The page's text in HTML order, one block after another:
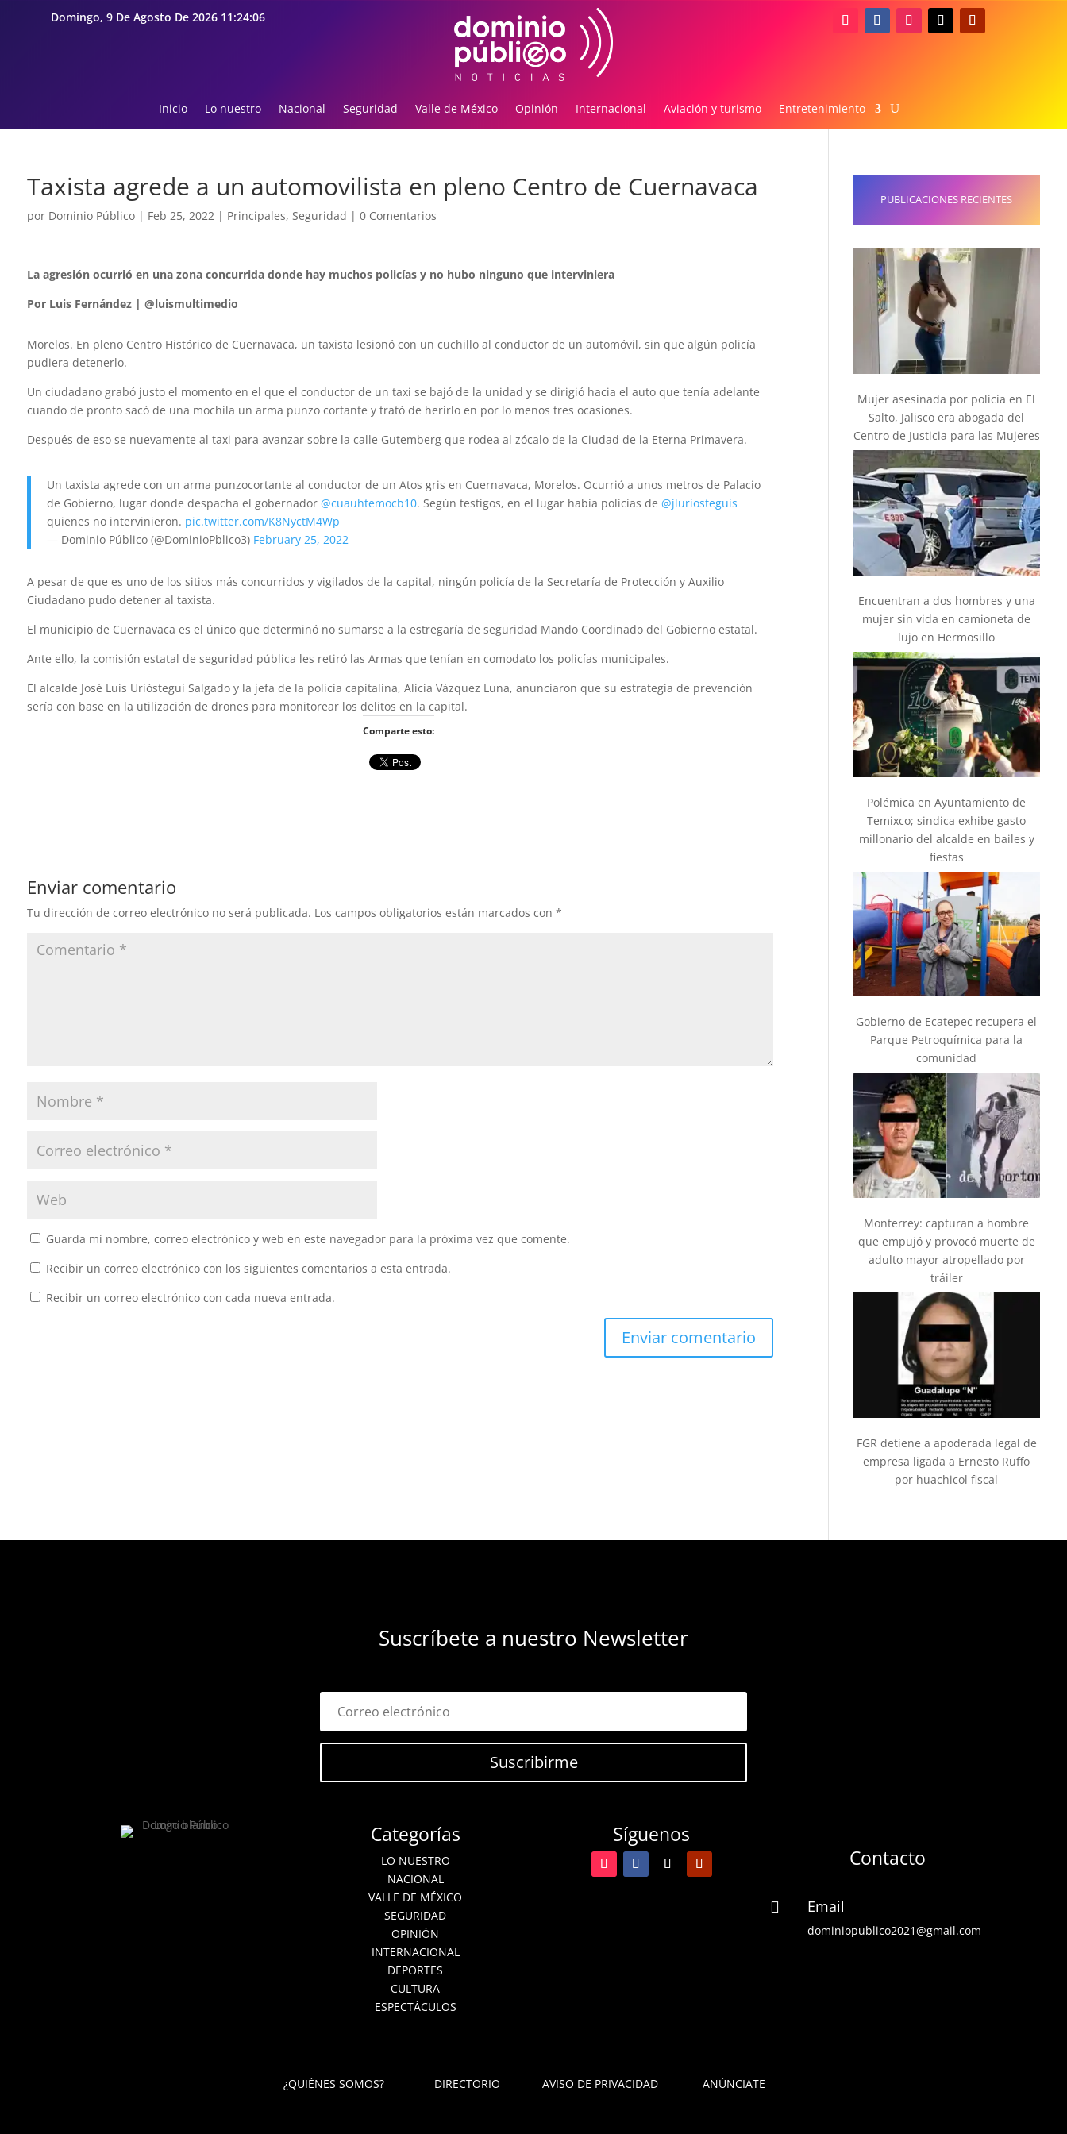
Domingo, 9 De Agosto De 2026 11:24:07
Inicio Lo nuestro Nacional Seguridad Valle de México Opinión Internacional Aviación y turismo Entretenimiento
Taxista agrede a un automovilista en pleno Centro de Cuernavaca
por Dominio Público| Feb 25, 2022| Principales, Seguridad | 0 Comentarios
La agresión ocurrió en una zona concurrida donde hay muchos policías y no hubo ninguno que interviniera
Por Luis Fernández | @luismultimedio
Morelos. En pleno Centro Histórico de Cuernavaca, un taxista lesionó con un cuchillo al conductor de un automóvil, sin que algún policía
pudiera detenerlo.
Un ciudadano grabó justo el momento en el que el conductor de un taxi se bajó de la unidad y se dirigió hacia el auto que tenía adelante
cuando de pronto sacó de una mochila un arma punzo cortante y trató de herirlo en por lo menos tres ocasiones.
Después de eso se nuevamente al taxi para avanzar sobre la calle Gutemberg que rodea al zócalo de la Ciudad de la Eterna Primavera.
Un taxista agrede con un arma punzocortante al conductor de un Atos gris en Cuernavaca, Morelos. Ocurrió a unos metros de Palacio
de Gobierno, lugar donde despacha el gobernador @cuauhtemocb10. Según testigos, en el lugar había policías de @jluriosteguis
quienes no intervinieron. pic.twitter.com/K8NyctM4Wp
— Dominio Público (@DominioPblico3) February 25, 2022
A pesar de que es uno de los sitios más concurridos y vigilados de la capital, ningún policía de la Secretaría de Protección y Auxilio
Ciudadano pudo detener al taxista.
El municipio de Cuernavaca es el único que determinó no sumarse a la estregaría de seguridad Mando Coordinado del Gobierno estatal.
Ante ello, la comisión estatal de seguridad pública les retiró las Armas que tenían en comodato los policías municipales.
El alcalde José Luis Urióstegui Salgado y la jefa de la policía capitalina, Alicia Vázquez Luna, anunciaron que su estrategia de prevención
sería con base en la utilización de drones para monitorear los delitos en la capital.
Comparte esto:
Enviar comentario
Tu dirección de correo electrónico no será publicada. Los campos obligatorios están marcados con *
Guarda mi nombre, correo electrónico y web en este navegador para la próxima vez que comente.
Recibir un correo electrónico con los siguientes comentarios a esta entrada.
Recibir un correo electrónico con cada nueva entrada.
PUBLICACIONES RECIENTES
Mujer asesinada por policía en El
Salto, Jalisco era abogada del
Centro de Justicia para las Mujeres
Encuentran a dos hombres y una
mujer sin vida en camioneta de
lujo en Hermosillo
Polémica en Ayuntamiento de
Temixco; sindica exhibe gasto
millonario del alcalde en bailes y
fiestas
Gobierno de Ecatepec recupera el
Parque Petroquímica para la
comunidad
Monterrey: capturan a hombre
que empujó y provocó muerte de
adulto mayor atropellado por
tráiler
FGR detiene a apoderada legal de
empresa ligada a Ernesto Ruffo
por huachicol fiscal
Suscríbete a nuestro Newsletter
Suscribirme
Categorías
LO NUESTRO
NACIONAL
VALLE DE MÉXICO
SEGURIDAD
OPINIÓN
INTERNACIONAL
DEPORTES
CULTURA
ESPECTÁCULOS
Síguenos
Contacto
 Email
dominiopublico2021@gmail.com
¿QUIÉNES SOMOS? DIRECTORIO AVISO DE PRIVACIDAD ANÚNCIATE